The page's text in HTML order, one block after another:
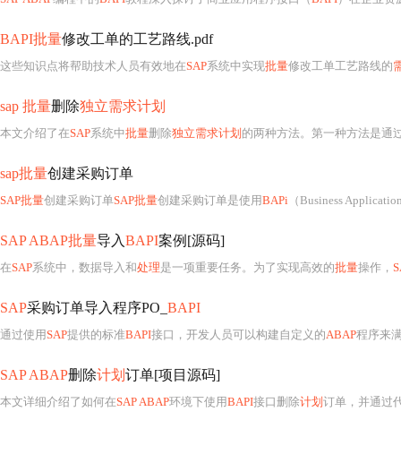
BAPI批量修改工单的工艺路线.pdf
这些知识点将帮助技术人员有效地在SAP系统中实现批量修改工单工艺路线的
sap 批量删除独立需求计划
本文介绍了在SAP系统中批量删除独立需求计划 的两种方法。第一种方法是通
sap批量创建采购订单
SAP批量创建采购订单SAP批量创建采购订单是使用BAPi （Business
SAP ABAP批量导入BAPI案例[源码]
在SAP系统中，数据导入和处理是一项重要任务。为了实现高效的批量操作，
SAP采购订单导入程序PO_ BAPI
通过使用SAP提供的标准BAPI接口，开发人员可以构建自定义的ABAP程序来
SAP ABAP删除计划 订单[项目源码]
本文详细介绍了如何在SAP ABAP环境下使用BAPI接口删除计划 订单，并通过